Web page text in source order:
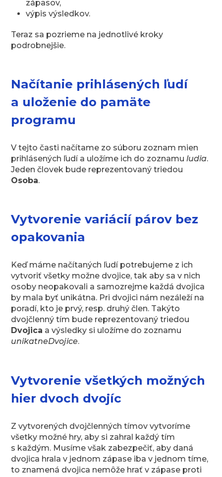
zápasov,
výpis výsledkov.
Teraz sa pozrieme na jednotlivé kroky
podrobnejšie.
Načítanie prihlásených ľudí
a uloženie do pamäte
programu
V tejto časti načítame zo súboru zoznam mien
prihlásených ľudí a uložíme ich do zoznamuludia.
Jeden človek bude reprezentovaný triedou
Osoba.
Vytvorenie variácií párov bez
opakovania
Keď máme načítaných ľudí potrebujeme z ich
vytvoriť všetky možne dvojice, tak aby sa v nich
osoby neopakovali a samozrejme každá dvojica
by mala byť unikátna. Pri dvojici nám nezáleží na
poradí, kto je prvý, resp. druhý člen. Takýto
dvojčlenný tím bude reprezentovaný triedou
Dvojica a výsledky si uložíme do zoznamu
unikatneDvojice.
Vytvorenie všetkých možných
hier dvoch dvojíc
Z vytvorených dvojčlenných tímov vytvoríme
všetky možné hry, aby si zahral každý tím
s každým. Musíme však zabezpečiť, aby daná
dvojica hrala v jednom zápase iba v jednom tíme,
to znamená dvojica nemôže hrať v zápase proti